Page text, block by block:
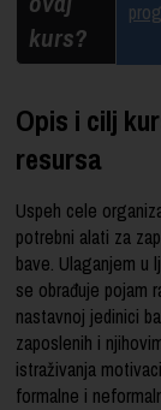
kurs?
Opis i cilj
resursa
Uspeh cele
potrebni alati za
bave. Ulaganjem u
se obrađuje pojam
nastavnoj jedinici
zaposlenih i
istraživanja
formalne i